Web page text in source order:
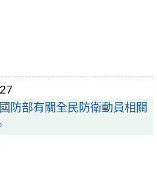
防部有關全民防衛動員相關